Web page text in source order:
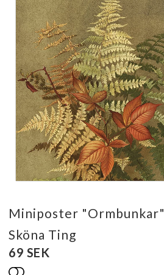
Miniposter
Sköna Ting
69 SEK